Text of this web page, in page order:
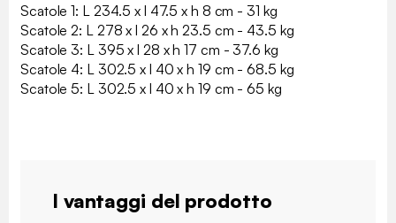
Scatole 1: L 234.5 x l 47.5 x h 8 cm - 31 kg
Scatole 2: L 278 x l 26 x h 23.5 cm - 43.5 kg
Scatole 3: L 395 x l 28 x h 17 cm - 37.6 kg
Scatole 4: L 302.5 x l 40 x h 19 cm - 68.5 kg
Scatole 5: L 302.5 x l 40 x h 19 cm - 65 kg
I vantaggi del prodotto